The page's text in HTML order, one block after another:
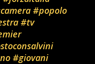
#popolo
#tv
#giovani